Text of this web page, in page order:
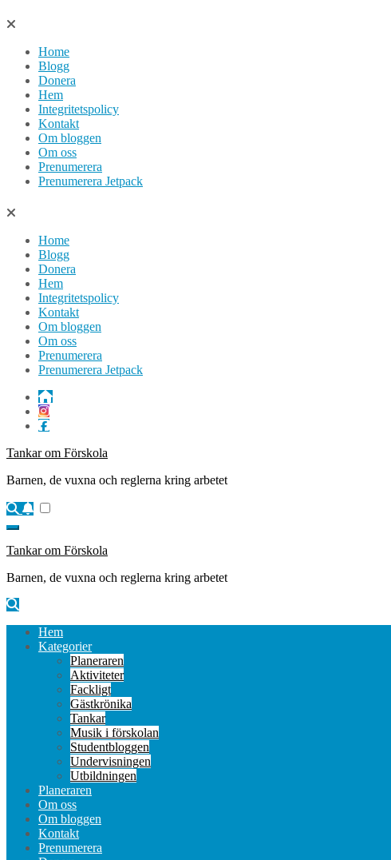
Hoppa
innehållHome
Blogg
Donera
Hem
Integritetspolicy
Kontakt
Om bloggen
Om oss
Prenumerera
Prenumerera Jetpack
Home
Blogg
Donera
Hem
Integritetspolicy
Kontakt
Om bloggen
Om oss
Prenumerera
Prenumerera Jetpack
Tankar om Förskola
Barnen, de vuxna och reglerna kring arbetet
Tankar om Förskola
Barnen, de vuxna och reglerna kring arbetet
Hem
Kategorier
Planeraren
Aktiviteter
Fackligt
Gästkrönika
Tankar
Musik i förskolan
Studentbloggen
Undervisningen
Utbildningen
Planeraren
Om oss
Om bloggen
Kontakt
Prenumerera